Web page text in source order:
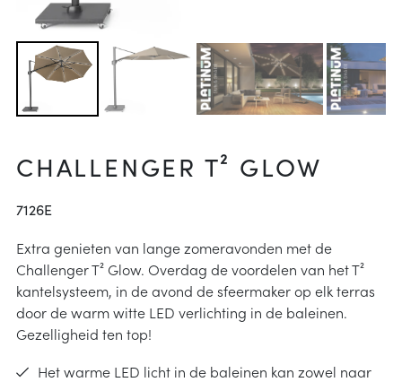
onderhoud
kiezen
CHALLENGER T² GLOW
7126E
Extra genieten van lange zomeravonden met de
Challenger T² Glow. Overdag de voordelen van het T²
kantelsysteem, in de avond de sfeermaker op elk terras
door de warm witte LED verlichting in de baleinen.
Gezelligheid ten top!
Het warme LED licht in de baleinen kan zowel naar